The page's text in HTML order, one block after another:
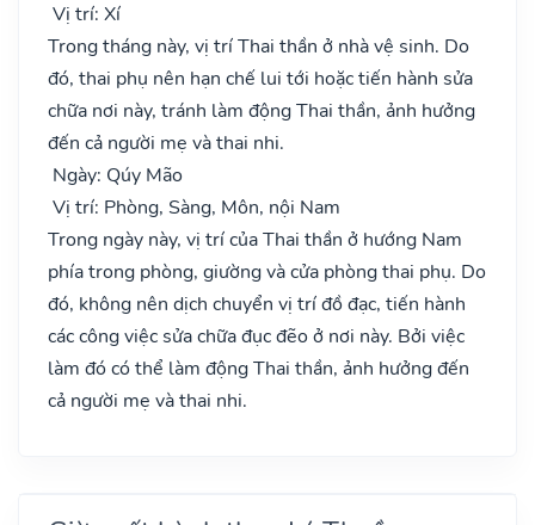
Vị trí: Xí
Trong tháng này, vị trí Thai thần ở nhà vệ sinh. Do
đó, thai phụ nên hạn chế lui tới hoặc tiến hành sửa
chữa nơi này, tránh làm động Thai thần, ảnh hưởng
đến cả người mẹ và thai nhi.
Ngày: Qúy Mão
Vị trí: Phòng, Sàng, Môn, nội Nam
Trong ngày này, vị trí của Thai thần ở hướng Nam
phía trong phòng, giường và cửa phòng thai phụ. Do
đó, không nên dịch chuyển vị trí đồ đạc, tiến hành
các công việc sửa chữa đục đẽo ở nơi này. Bởi việc
làm đó có thể làm động Thai thần, ảnh hưởng đến
cả người mẹ và thai nhi.